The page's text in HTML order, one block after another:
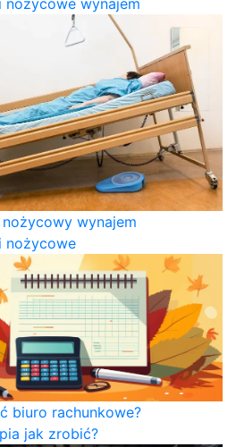
nożycowe wynajem
wynajem
nożycowe
biuro rachunkowe?
jak zrobić?